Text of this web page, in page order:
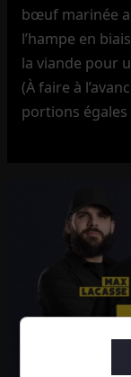
bœuf marinée
l’hampe en
la viande pour
(À faire à
portions